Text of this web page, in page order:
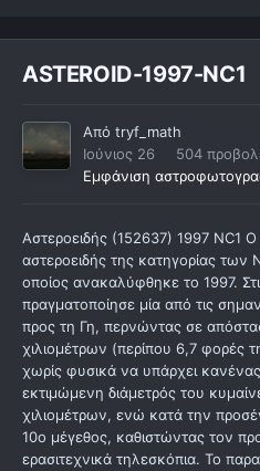
ASTEROID-1997-NC1
Από tryf_math
Ιούνιος 26
504
Εμφάνιση
Αστεροειδής (152637) 1997 NC1 Ο
αστεροειδής της κατηγορίας
οποίος ανακαλύφθηκε το 1997.
πραγματοποίησε μία από τις
προς τη Γη, περνώντας σε
χιλιομέτρων (περίπου 6,7 φορές
χωρίς φυσικά να υπάρχει
εκτιμώμενη διάμετρός του
χιλιομέτρων, ενώ κατά την
10ο μέγεθος, καθιστώντας τον
ερασιτεχνικά τηλεσκόπια. Το